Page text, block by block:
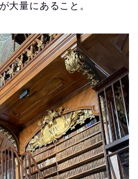
大量にあること。